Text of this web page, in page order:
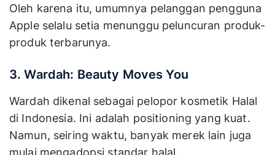
Oleh karena itu, umumnya pelanggan pengguna
Apple selalu setia menunggu peluncuran produk-
produk terbarunya.
3. Wardah: Beauty Moves You
Wardah dikenal sebagai pelopor kosmetik Halal
di Indonesia. Ini adalah positioning yang kuat.
Namun, seiring waktu, banyak merek lain juga
mulai mengadopsi standar halal.